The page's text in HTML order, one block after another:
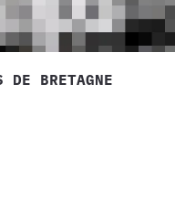
BRETAGNE